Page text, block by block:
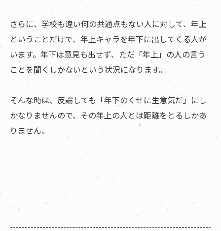
さらに、学校も違い何の共通点もない人に対して、年上
ということだけで、年上キャラを年下に出してくる人が
います。年下は意見も出せず、ただ「年上」の人の言う
ことを聞くしかないという状況になります。
そんな時は、反論しても「年下のくせに生意気だ」にし
かなりませんので、その年上の人とは距離をとるしかあ
りません。
--------------------------------------------------------------------